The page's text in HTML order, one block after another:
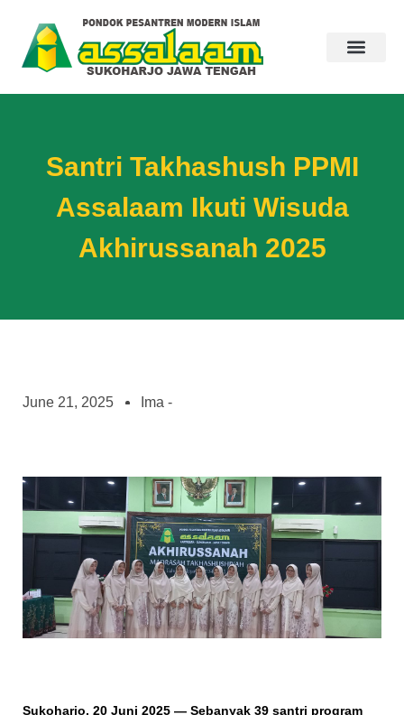
Santri Takhashush PPMI
Assalaam Ikuti Wisuda
Akhirussanah 2025
June 21, 2025 Ima -
Sukoharjo, 20 Juni 2025 — Sebanyak 39 santri program